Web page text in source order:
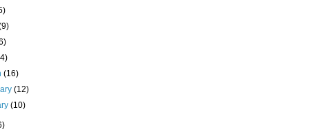
(16)
(12)
(10)